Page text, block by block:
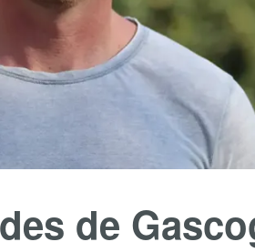
de